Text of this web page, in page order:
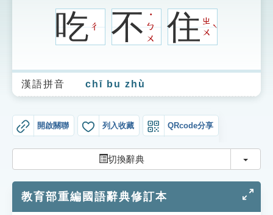
生字詞彙表
成語故事
索引選單
單字索引
示
吃ㄔ 不 ˙
ㄅ
ㄨ
住ㄓ
ㄨ
ˋ
漢語拼音 chī bu zhù
開啟關聯 列入收藏 QRcode分享
切換辭典 切換
教育部重編國語辭典修訂本